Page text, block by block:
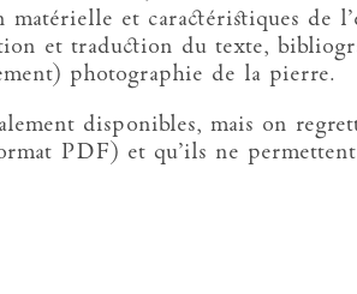
matérielle et caractéristiques de
et traduction du texte,
photographie de la pierre.
disponibles, mais on
PDF) et qu’ils ne permettent